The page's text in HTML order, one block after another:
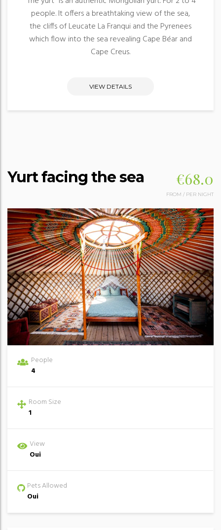
people. It offers a breathtaking view of the sea,
the cliffs of Leucate La Franqui and the Pyrenees
which flow into the sea revealing Cape Béar and
Cape Creus.
VIEW DETAILS
Yurt facing the sea €68.0
FROM / PER NIGHT
People
4
Room Size
1
View
Oui
Pets Allowed
Oui